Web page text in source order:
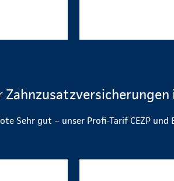
Sehr gut – unser Profi-Tarif CEZP und